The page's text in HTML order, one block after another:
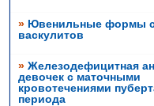
» Ювенильные формы
васкулитов
» Железодефицитная
девочек с маточными
кровотечениями
периода